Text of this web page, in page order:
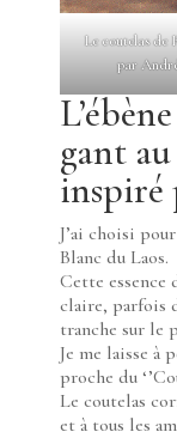
Le coutelas de
par
gant
inspiré
J’ai choisi
Blanc du Laos.
Cette essence
claire, parfois
tranche sur le
Je me laisse à
proche du
Le coutelas
et à tous les